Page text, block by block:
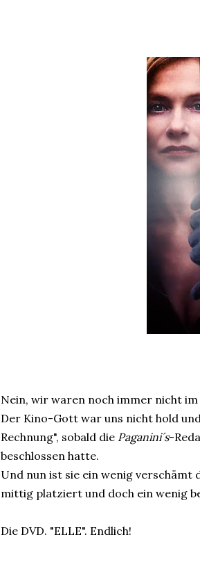
Nein, wir waren noch immer nicht im
Der Kino-Gott war uns nicht hold
Rechnung", sobald die Paganini´s-
beschlossen hatte.
Und nun ist sie ein wenig verschämt
mittig platziert und doch ein wenig
Die DVD. "ELLE". Endlich!